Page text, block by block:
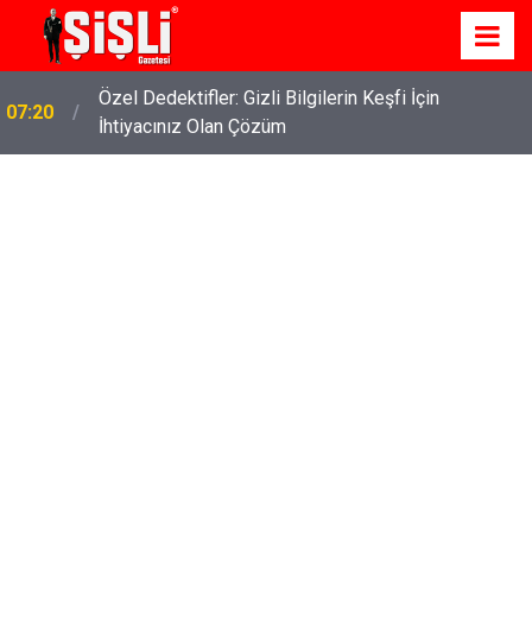
07:20
Özel Dedektifler: Gizli Bilgilerin Keşfi İçin
07:15
İskele'de Kiralık Daire Seçenekleriyle Konforlu Bir
Yaşam